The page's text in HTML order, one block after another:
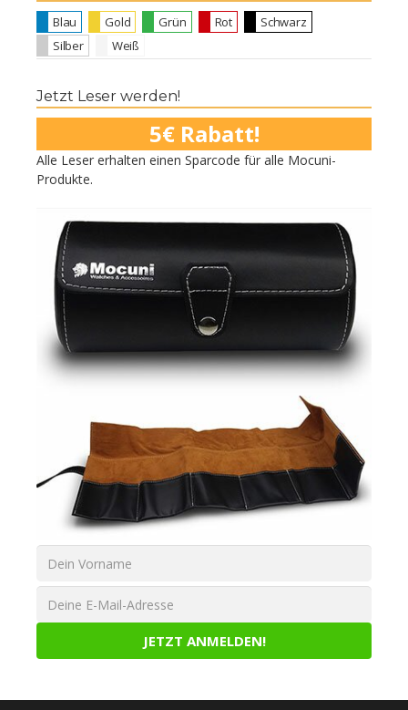
Blau Gold Grün Rot
Schwarz
Silber
Weiß
Jetzt Leser werden!
5€ Rabatt!
Alle Leser erhalten einen Sparcode für alle Mocuni-
Produkte.